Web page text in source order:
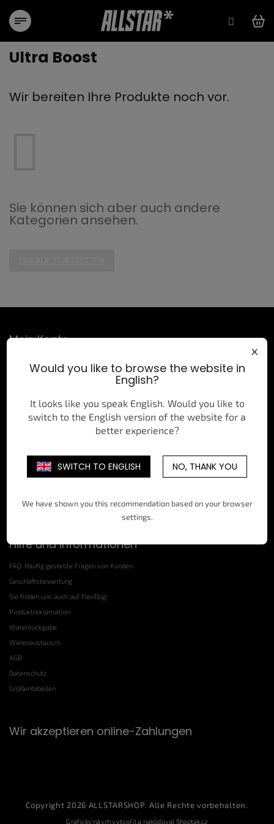
Inhalt
springen
Ultra Boost
Wir bereiten Ihre Produkte noch vor.
Sie können sich aber auch andere
Kategorien ansehen.
Mein Konto
Anmelden
eshop @allstarshop.cz
@allstarshopcz
Hilfe und Informationen
FAQ: Häufig gestellte Fragen von Kunden
Geschäftsbewertung
Sie finden uns auch auf FlexDog!
Produktreklamation
Warenrückgabe
Warenaustausch
AGB
Datenschutz
Größentabellen
Wir akzeptieren online-Zahlungen
Copyright 2026 ALLSTARSHOP. Alle Rechte vorbehalten.
Grafický návrh vytvořil a nakódoval Shoptak.cz
Would you like to browse the website in
English?
x
It looks like you speak English. Would you like to
switch to the English version of the website for a
better experience?
SWITCH TO ENGLISH NO, THANK YOU
We have shown you this recommendation based on your browser
settings.